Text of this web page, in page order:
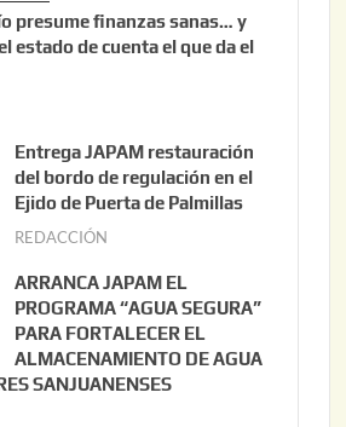
presume finanzas sanas… y
estado de cuenta el que da el
Entrega JAPAM restauración
del bordo de regulación en el
Ejido de Puerta de Palmillas
REDACCIÓN
i
o
2
ARRANCA JAPAM EL
PROGRAMA “AGUA SEGURA”
PARA FORTALECER EL
ALMACENAMIENTO DE AGUA
SANJUANENSES